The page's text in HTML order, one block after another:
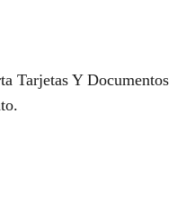
Tarjetas Y Documentos